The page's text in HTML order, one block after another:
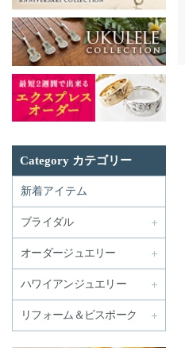
Category カテゴリー
新着アイテム
ブライダル
オーダージュエリー
ハワイアンジュエリー
リフォーム＆ビスポーク